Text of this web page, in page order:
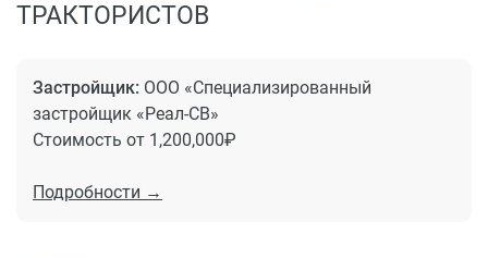
ТРАКТОРИСТОВ
Застройщик: ООО «Специализированный
застройщик «Реал-СВ»
Стоимость от 1,200,000₽
Подробности →